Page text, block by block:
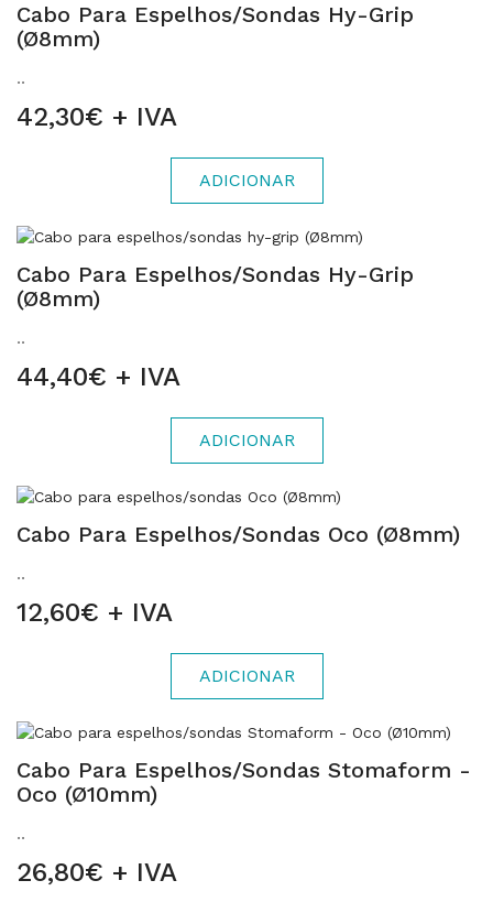
Cabo Para Espelhos/sondas Hy-Grip
(Ø8mm)
..
42,30€ + IVA
ADICIONAR
Cabo Para Espelhos/sondas Hy-Grip
(Ø8mm)
..
44,40€ + IVA
ADICIONAR
Cabo Para Espelhos/sondas Oco (Ø8mm)
..
12,60€ + IVA
ADICIONAR
Cabo Para Espelhos/sondas Stomaform -
Oco (Ø10mm)
..
26,80€ + IVA